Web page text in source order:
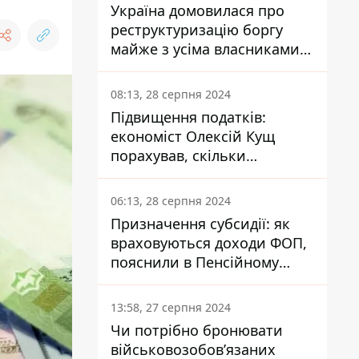
Україна домовилася про
реструктуризацію боргу
майже з усіма власниками
єврооблігацій: що це
означає для країни
08:13, 28 серпня 2024
Підвищення податків:
економіст Олексій Кущ
порахував, скільки
заплатить кожен українець
06:13, 28 серпня 2024
Призначення субсидії: як
враховуються доходи ФОП,
пояснили в Пенсійному
фонді
13:58, 27 серпня 2024
Чи потрібно бронювати
військовозобов’язаних